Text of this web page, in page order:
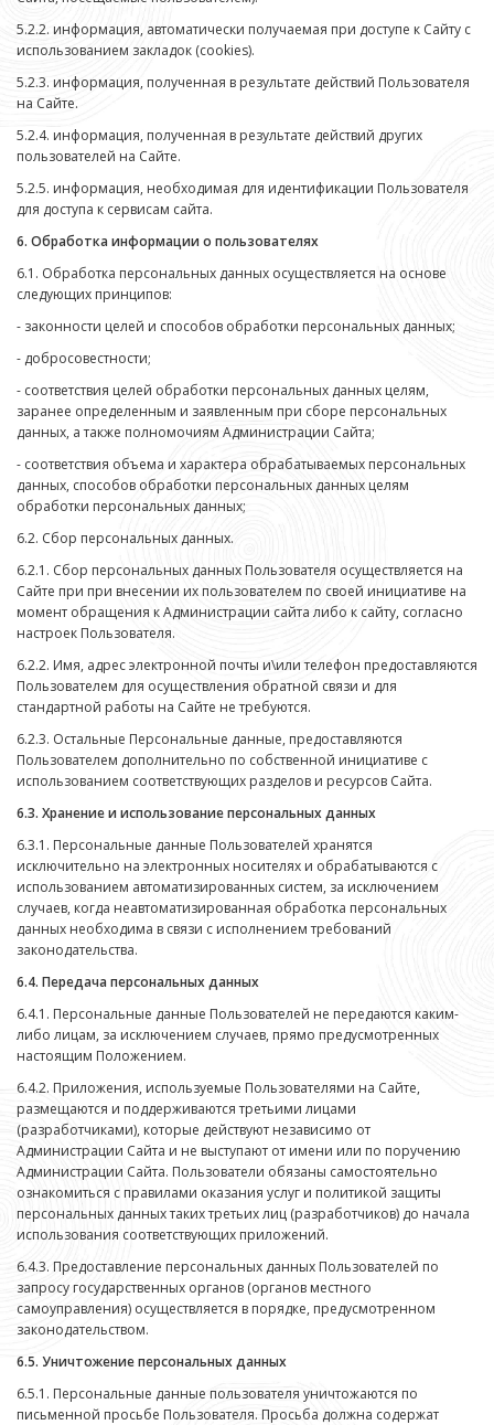
5.2.2. информация, автоматически получаемая при доступе к Сайту с
использованием закладок (cookies).
5.2.3. информация, полученная в результате действий Пользователя
на Сайте.
5.2.4. информация, полученная в результате действий других
пользователей на Сайте.
5.2.5. информация, необходимая для идентификации Пользователя
для доступа к сервисам сайта.
6. Обработка информации о пользователях
6.1. Обработка персональных данных осуществляется на основе
следующих принципов:
- законности целей и способов обработки персональных данных;
- добросовестности;
- соответствия целей обработки персональных данных целям,
заранее определенным и заявленным при сборе персональных
данных, а также полномочиям Администрации Сайта;
- соответствия объема и характера обрабатываемых персональных
данных, способов обработки персональных данных целям
обработки персональных данных;
6.2. Сбор персональных данных.
6.2.1. Сбор персональных данных Пользователя осуществляется на
Сайте при при внесении их пользователем по своей инициативе на
момент обращения к Администрации сайта либо к сайту, согласно
настроек Пользователя.
6.2.2. Имя, адрес электронной почты и\или телефон предоставляются
Пользователем для осуществления обратной связи и для
стандартной работы на Сайте не требуются.
6.2.3. Остальные Персональные данные, предоставляются
Пользователем дополнительно по собственной инициативе с
использованием соответствующих разделов и ресурсов Сайта.
6.3. Хранение и использование персональных данных
6.3.1. Персональные данные Пользователей хранятся
исключительно на электронных носителях и обрабатываются с
использованием автоматизированных систем, за исключением
случаев, когда неавтоматизированная обработка персональных
данных необходима в связи с исполнением требований
законодательства.
6.4. Передача персональных данных
6.4.1. Персональные данные Пользователей не передаются каким-
либо лицам, за исключением случаев, прямо предусмотренных
настоящим Положением.
6.4.2. Приложения, используемые Пользователями на Сайте,
размещаются и поддерживаются третьими лицами
(разработчиками), которые действуют независимо от
Администрации Сайта и не выступают от имени или по поручению
Администрации Сайта. Пользователи обязаны самостоятельно
ознакомиться с правилами оказания услуг и политикой защиты
персональных данных таких третьих лиц (разработчиков) до начала
использования соответствующих приложений.
6.4.3. Предоставление персональных данных Пользователей по
запросу государственных органов (органов местного
самоуправления) осуществляется в порядке, предусмотренном
законодательством.
6.5. Уничтожение персональных данных
6.5.1. Персональные данные пользователя уничтожаются по
письменной просьбе Пользователя. Просьба должна содержат